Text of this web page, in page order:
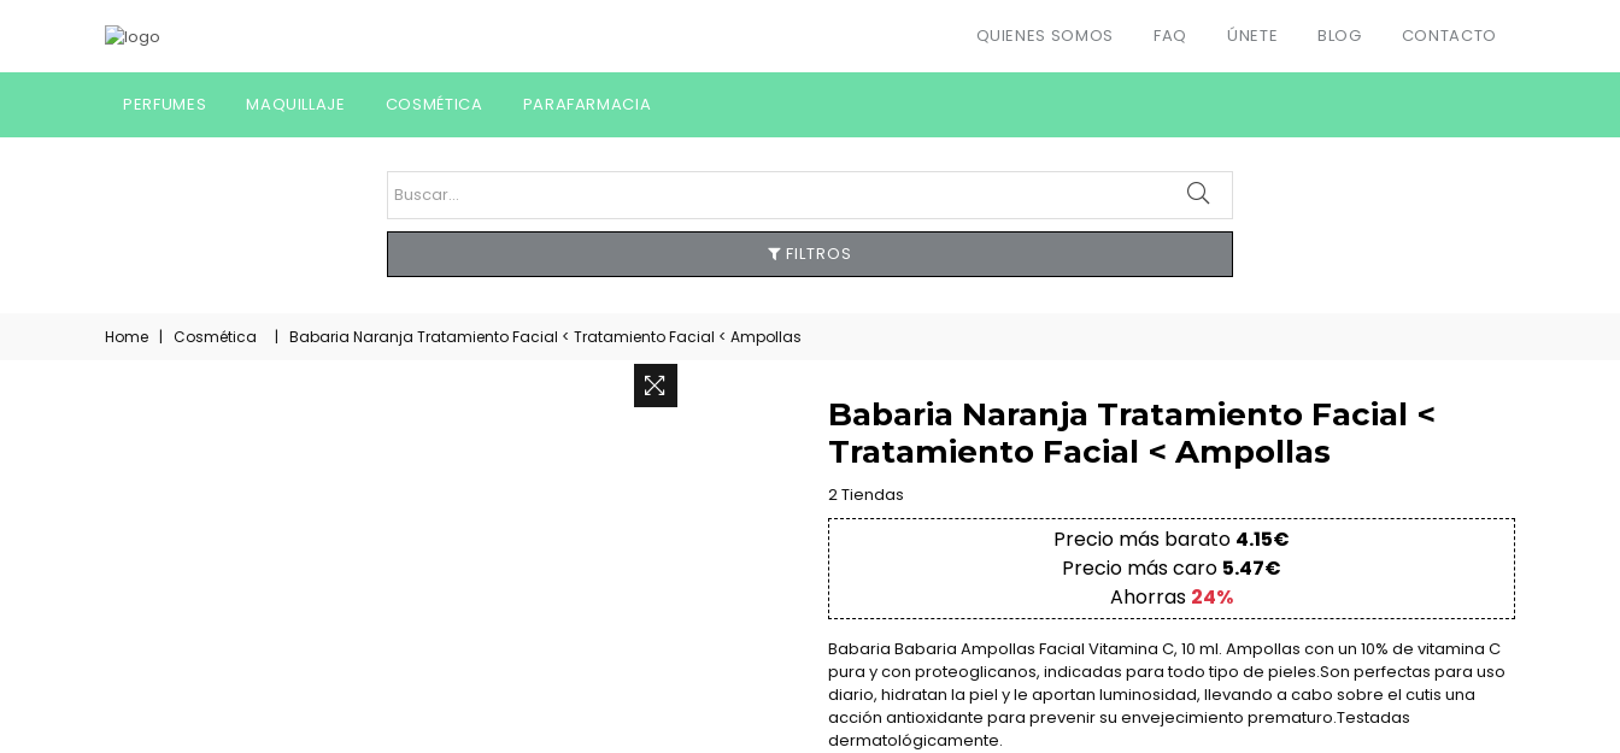
QUIENES SOMOS FAQ ÚNETE BLOG CONTACTO
PERFUMES MAQUILLAJE COSMÉTICA PARAFARMACIA
FILTROS
Home | Cosmética | Babaria Naranja Tratamiento Facial < Tratamiento Facial < Ampollas
Babaria Naranja Tratamiento Facial <
Tratamiento Facial < Ampollas
2 Tiendas
Precio más barato 4.15€
Precio más caro 5.47€
Ahorras 24%
Babaria Babaria Ampollas Facial Vitamina C, 10 ml. Ampollas con un 10% de vitamina C
pura y con proteoglicanos, indicadas para todo tipo de pieles.Son perfectas para uso
diario, hidratan la piel y le aportan luminosidad, llevando a cabo sobre el cutis una
acción antioxidante para prevenir su envejecimiento prematuro.Testadas
dermatológicamente.